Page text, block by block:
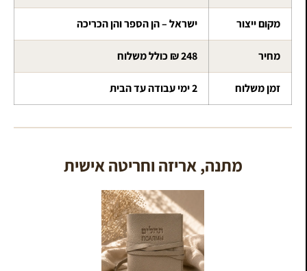
מקום ייצור ישראל – הן הספר והן הכריכה
מחיר 248 ₪ כולל משלוח
זמן משלוח 2 ימי עבודה עד הבית
מתנה, אריזה וחריטה אישית